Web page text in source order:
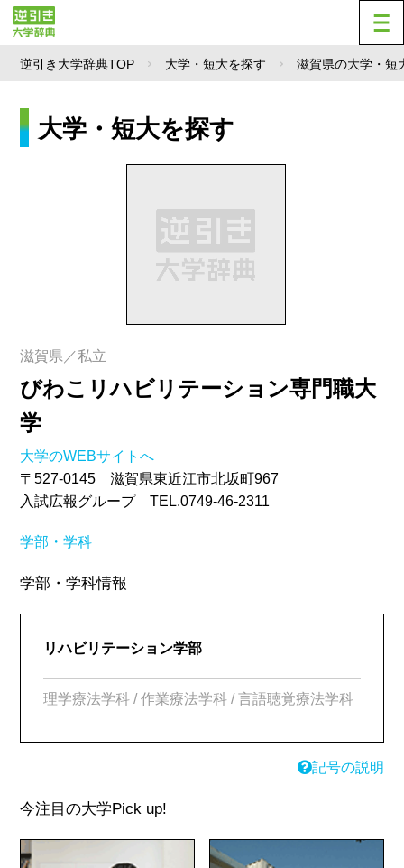
逆引き大学辞典TOP 大学・短大を探す 滋賀県の大学・短
大学・短大を探す
滋賀県／私立
びわこリハビリテーション専門職大
学
大学のWEBサイトへ
〒527-0145 滋賀県東近江市北坂町967
入試広報グループ TEL.0749-46-2311
学部・学科
学部・学科情報
リハビリテーション学部
理学療法学科 / 作業療法学科 / 言語聴覚療法学科
記号の説明
今注目の大学Pick up!